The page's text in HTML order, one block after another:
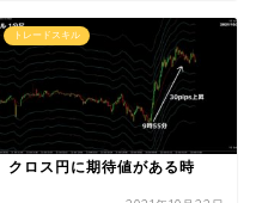
トレードスキル
クロス円に期待値がある時